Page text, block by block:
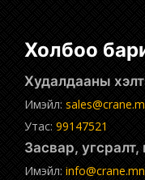
Холбоо
Худалдааны
Имэйл:
Утас: 99147521
Засвар,
Имэйл: info@crane.mn